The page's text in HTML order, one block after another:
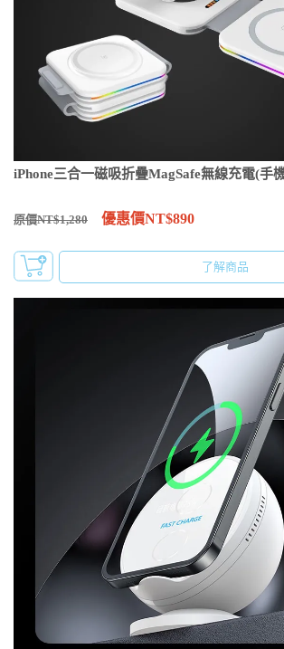
iPhone三合一磁吸折疊MagSafe無線充電(手
原價NT$1,280 優惠價NT$890
了解商品